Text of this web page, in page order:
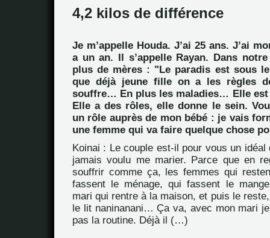
4,2 kilos de différence
Je m’appelle Houda. J’ai 25 ans. J’ai
a un an. Il s’appelle Rayan. Dans
plus de mères : "Le paradis est sous
que déjà jeune fille on a les règles
souffre… En plus les maladies… Elle est
Elle a des rôles, elle donne le sein.
un rôle auprès de mon bébé : je vais
une femme qui va faire quelque chose
Koinai : Le couple est-il pour vous un idéal
jamais voulu me marier. Parce que en
souffrir comme ça, les femmes qui
fassent le ménage, qui fassent le
mari qui rentre à la maison, et puis le
le lit naninanani… Ça va, avec mon mari
pas la routine. Déjà il (…)